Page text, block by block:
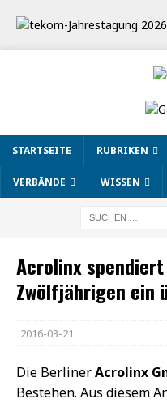
STARTSEITE RUBRIKEN
VERBÄNDE WISSEN
Acrolinx
Zwölfjährigen ein
2016-03-21
Die BerlinerAcrolinx
Bestehen. Aus diesem